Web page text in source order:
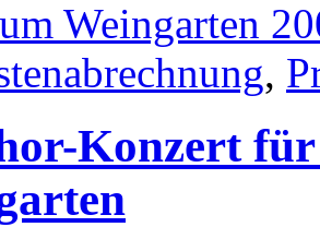
Weingarten
,
Konzert